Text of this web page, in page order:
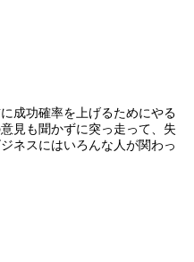
成功確率を上げるためにやる
見も聞かずに突っ走って、失
ネスにはいろんな人が関わっ